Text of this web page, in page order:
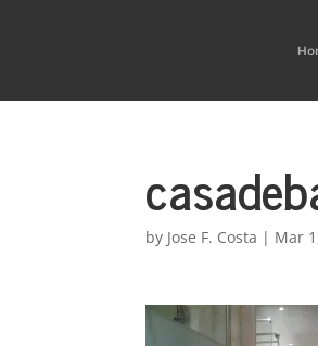
by Jose F. Costa | Mar